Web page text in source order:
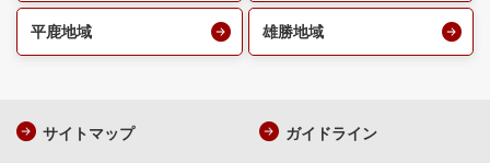
平鹿地域 雄勝地域
サイトマップ ガイドライン